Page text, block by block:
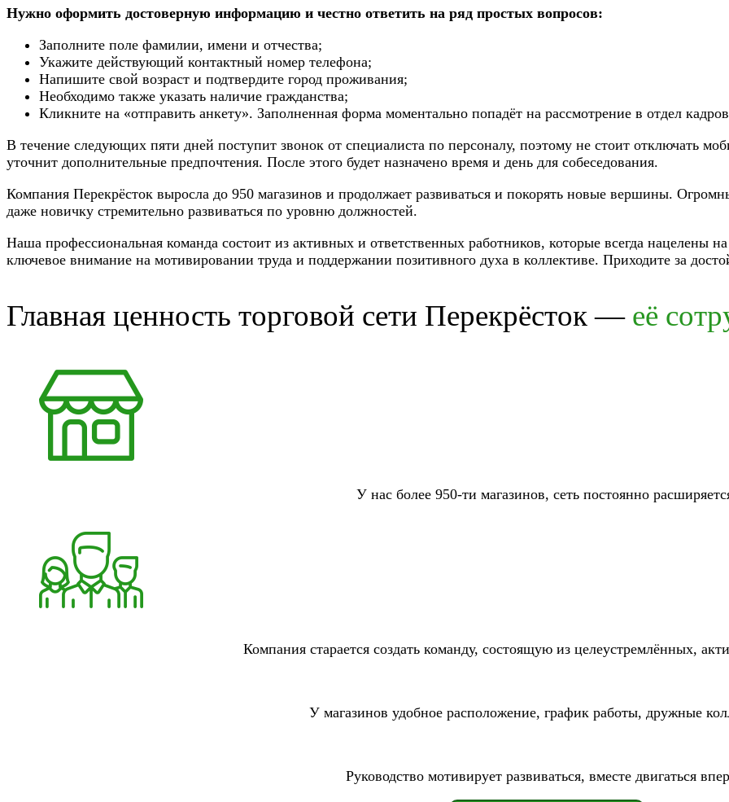
Нужно оформить достоверную информацию и честно ответить на ряд простых вопросов:
Заполните поле фамилии, имени и отчества;
Укажите действующий контактный номер телефона;
Напишите свой возраст и подтвердите город проживания;
Необходимо также указать наличие гражданства;
Кликните на «отправить анкету». Заполненная форма моментально попадёт на рассмотрение в отдел
В течение следующих пяти дней поступит звонок от специалиста по персоналу, поэтому не стоит отключать
уточнит дополнительные предпочтения. После этого будет назначено время и день для собеседования.
Компания Перекрёсток выросла до 950 магазинов и продолжает развиваться и покорять новые вершины.
даже новичку стремительно развиваться по уровню должностей.
Наша профессиональная команда состоит из активных и ответственных работников, которые всегда нацелены
ключевое внимание на мотивировании труда и поддержании позитивного духа в коллективе. Приходите за
Главная ценность торговой сети Перекрёсток — её
У нас более 950-ти магазинов, сеть постоянно
Компания старается создать команду, состоящую из целеустремлённых,
У магазинов удобное расположение, график работы, дружные
Руководство мотивирует развиваться, вместе двигаться